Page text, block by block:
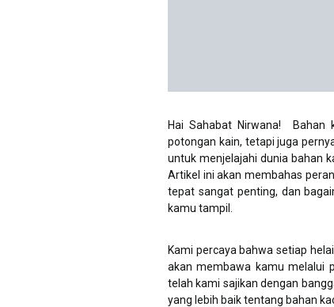
Hai Sahabat Nirwana! Bahan
potongan kain, tetapi juga
untuk menjelajahi dunia bahan
Artikel ini akan membahas
tepat sangat penting, dan
kamu tampil.
Kami percaya bahwa setiap
akan membawa kamu melalui
telah kami sajikan dengan
yang lebih baik tentang bahan